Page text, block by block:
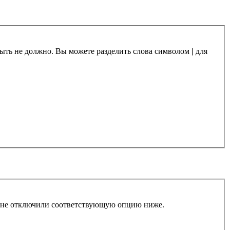
не должно. Вы можете разделить слова символом | для
отключили соответствующую опцию ниже.